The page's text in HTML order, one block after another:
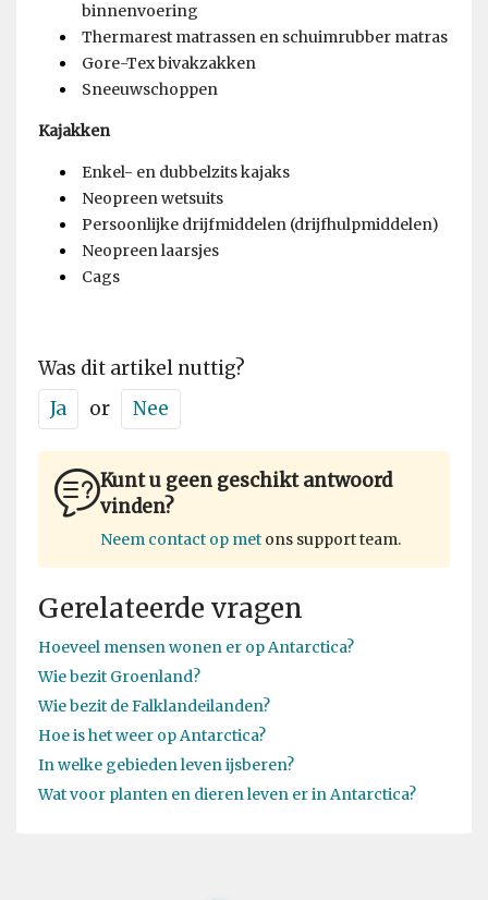
binnenvoering
Thermarest matrassen en schuimrubber matras
Gore-Tex bivakzakken
Sneeuwschoppen
Kajakken
Enkel- en dubbelzits kajaks
Neopreen wetsuits
Persoonlijke drijfmiddelen (drijfhulpmiddelen)
Neopreen laarsjes
Cags
Was dit artikel nuttig?
Ja
or Nee
Kunt u geen geschikt antwoord
vinden?
Neem contact op met ons support team.
Gerelateerde vragen
Hoeveel mensen wonen er op Antarctica?
Wie bezit Groenland?
Wie bezit de Falklandeilanden?
Hoe is het weer op Antarctica?
In welke gebieden leven ijsberen?
Wat voor planten en dieren leven er in Antarctica?